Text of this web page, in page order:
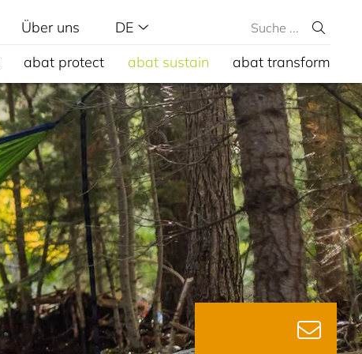
Über uns
DE
abat protect abat sustain abat transform